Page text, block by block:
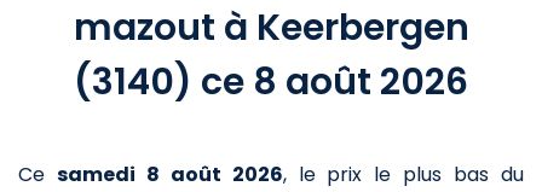
mazout à Keerbergen
(3140) ce 8 août 2026
Ce samedi 8 août 2026, le prix le plus bas du